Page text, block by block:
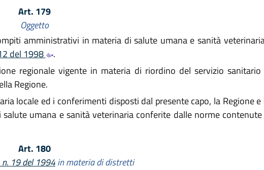
Art. 179
Oggetto
amministrativi in materia di salute umana e sanità
del 1998
.
regionale vigente in materia di riordino del servizio sanitario
Regione.
locale ed i conferimenti disposti dal presente capo, la Regione e
umana e sanità veterinaria conferite dalle norme contenute
Art. 180
n. 19 del 1994in materia di distretti